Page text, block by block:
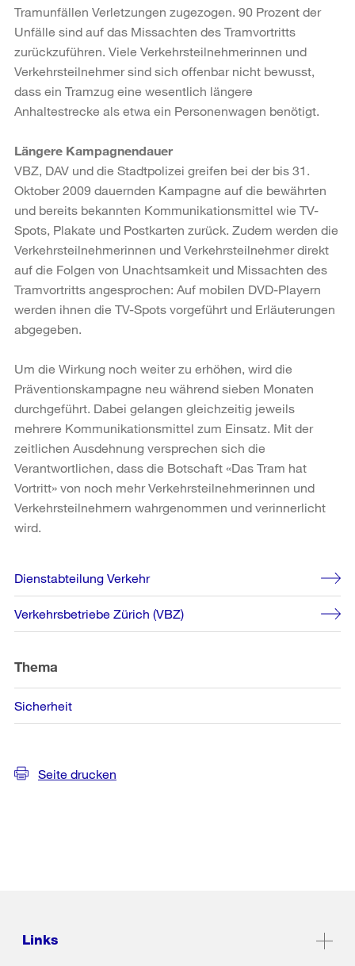
Tramunfällen Verletzungen zugezogen. 90 Prozent der
Unfälle sind auf das Missachten des Tramvortritts
zurückzuführen. Viele Verkehrsteilnehmerinnen und
Verkehrsteilnehmer sind sich offenbar nicht bewusst,
dass ein Tramzug eine wesentlich längere
Anhaltestrecke als etwa ein Personenwagen benötigt.
Längere Kampagnendauer
VBZ, DAV und die Stadtpolizei greifen bei der bis 31.
Oktober 2009 dauernden Kampagne auf die bewährten
und bereits bekannten Kommunikationsmittel wie TV-
Spots, Plakate und Postkarten zurück. Zudem werden die
Verkehrsteilnehmerinnen und Verkehrsteilnehmer direkt
auf die Folgen von Unachtsamkeit und Missachten des
Tramvortritts angesprochen: Auf mobilen DVD-Playern
werden ihnen die TV-Spots vorgeführt und Erläuterungen
abgegeben.
Um die Wirkung noch weiter zu erhöhen, wird die
Präventionskampagne neu während sieben Monaten
durchgeführt. Dabei gelangen gleichzeitig jeweils
mehrere Kommunikationsmittel zum Einsatz. Mit der
zeitlichen Ausdehnung versprechen sich die
Verantwortlichen, dass die Botschaft «Das Tram hat
Vortritt» von noch mehr Verkehrsteilnehmerinnen und
Verkehrsteilnehmern wahrgenommen und verinnerlicht
wird.
Weitere
Informationen
Dienstabteilung Verkehr
Verkehrsbetriebe Zürich (VBZ)
Thema
Sicherheit
Seite drucken
Links